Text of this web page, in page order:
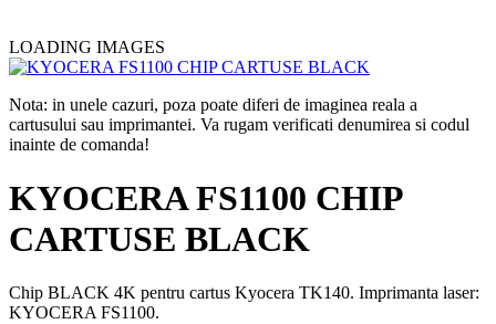
LOADING IMAGES
Nota: in unele cazuri, poza poate diferi de imaginea reala a
cartusului sau imprimantei. Va rugam verificati denumirea si codul
inainte de comanda!
KYOCERA FS1100 CHIP
CARTUSE BLACK
Chip BLACK 4K pentru cartus Kyocera TK140. Imprimanta laser:
KYOCERA FS1100.